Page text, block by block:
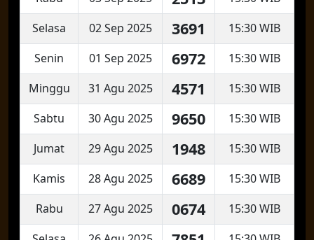
Selasa
02 Sep 2025 3691
15:30 WIB
Senin
01 Sep 2025 6972
15:30 WIB
Minggu
31 Agu 2025 4571
15:30 WIB
Sabtu
30 Agu 2025 9650
15:30 WIB
Jumat
29 Agu 2025 1948
15:30 WIB
Kamis
28 Agu 2025 6689
15:30 WIB
Rabu
27 Agu 2025 0674
15:30 WIB